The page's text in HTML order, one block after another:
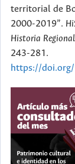
territorial de
2000-2019”.
Historia
243-281.
https://